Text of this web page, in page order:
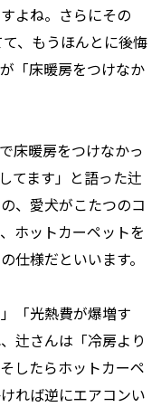
よね。さらにその
、もうほんとに後悔
「床暖房をつけなか
床暖房をつけなかっ
てます」と語った辻
、愛犬がこたつのコ
ホットカーペットを
仕様だといいます。
「光熱費が爆増す
辻さんは「冷房より
したらホットカーペ
れば逆にエアコンい